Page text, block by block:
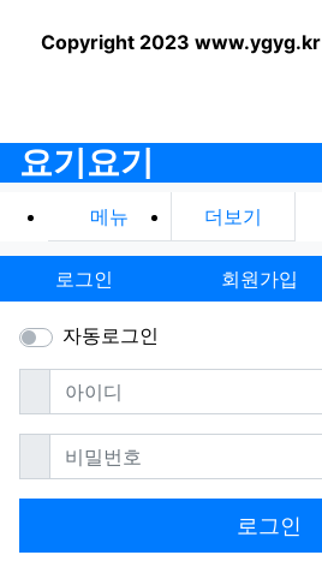
Copyright 2023 www.ygyg.kr
요기요기
메뉴 더보기
로그인 회원가입
자동로그인
아이디필수
비밀번호필수
로그인